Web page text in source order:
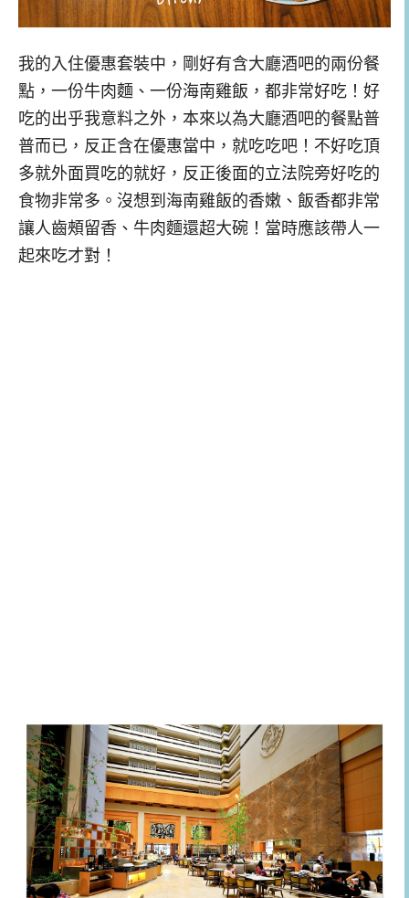
我的入住優惠套裝中，剛好有含大廳酒吧的兩份餐
點，一份牛肉麵、一份海南雞飯，都非常好吃！好
吃的出乎我意料之外，本來以為大廳酒吧的餐點普
普而已，反正含在優惠當中，就吃吃吧！不好吃頂
多就外面買吃的就好，反正後面的立法院旁好吃的
食物非常多。沒想到海南雞飯的香嫩、飯香都非常
讓人齒頰留香、牛肉麵還超大碗！當時應該帶人一
起來吃才對！